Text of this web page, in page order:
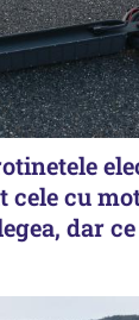
cele cu
dar